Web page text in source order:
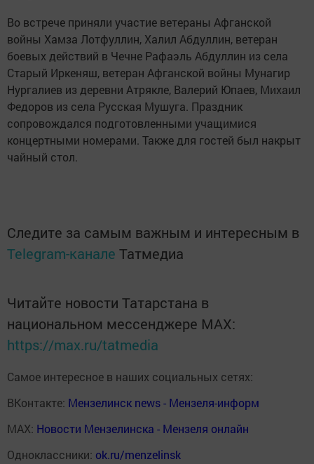
Во встрече приняли участие ветераны Афганской
войны Хамза Лотфуллин, Халил Абдуллин, ветеран
боевых действий в Чечне Рафаэль Абдуллин из села
Старый Иркеняш, ветеран Афганской войны Мунагир
Нургалиев из деревни Атрякле, Валерий Юпаев, Михаил
Федоров из села Русская Мушуга. Праздник
сопровождался подготовленными учащимися
концертными номерами. Также для гостей был накрыт
чайный стол.
Следите за самым важным и интересным в
Telegram-канале Татмедиа
Читайте новости Татарстана в
национальном мессенджере MАХ:
https://max.ru/tatmedia
Самое интересное в наших социальных сетях:
ВКонтакте: Мензелинск news - Мензеля-информ
MAX: Новости Мензелинска - Мензеля онлайн
Одноклассники: ok.ru/menzelinsk